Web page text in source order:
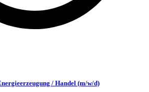
/ Handel (m/w/d)